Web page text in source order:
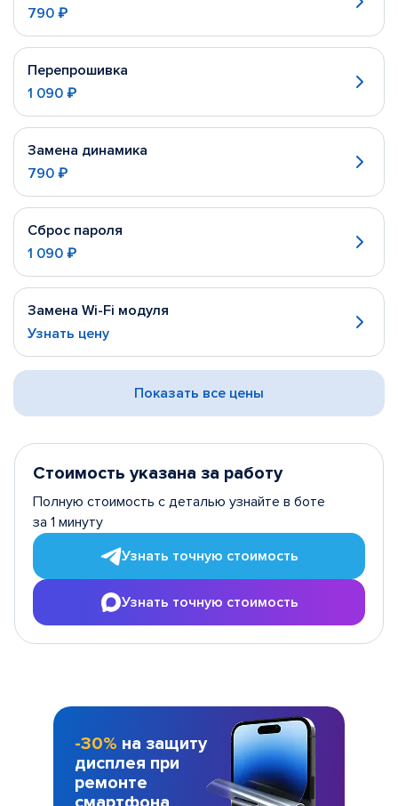
790 ₽
Перепрошивка
1 090 ₽
Замена динамика
790 ₽
Сброс пароля
1 090 ₽
Замена Wi-Fi модуля
Узнать цену
Показать все цены
Стоимость указана за работу
Полную стоимость с деталью узнайте в боте
за 1 минуту
Узнать точную стоимость
Узнать точную стоимость
-30% на защиту
дисплея при
ремонте